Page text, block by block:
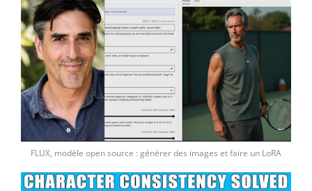
FLUX, modèle open source : générer des images et faire un LoRA